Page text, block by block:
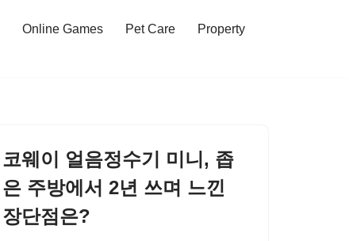
Online Games Pet Care
Property
코웨이 얼음정수기 미니, 좁
은 주방에서 2년 쓰며 느낀
장단점은?